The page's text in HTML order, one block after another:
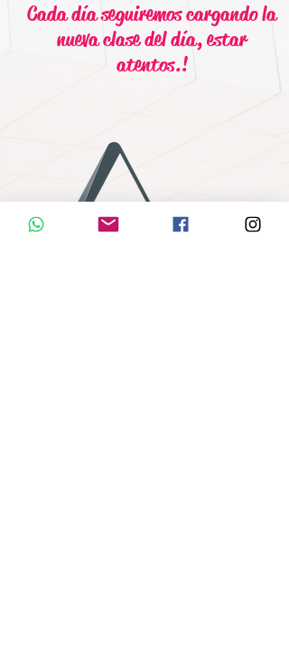
Cada día seguiremos cargando la
nueva clase del día, estar
atentos.!